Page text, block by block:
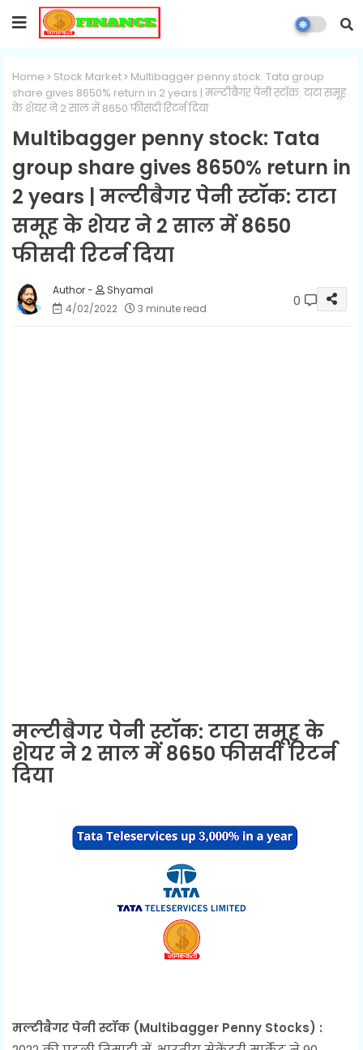
Home Stock Market
Multibagger penny stock: Tata group
share gives 8650% return in 2 years | मल्टीबैगर पेनी स्टॉक: टाटा समूह
के शेयर ने 2 साल में 8650 फीसदी रिटर्न दिया
Multibagger penny stock: Tata
group share gives 8650% return in
2 years | मल्टीबैगर पेनी स्टॉक: टाटा
समूह के शेयर ने 2 साल में 8650
फीसदी रिटर्न दिया
Shyamal
4/02/2022
3 minute read 0
मल्टीबैगर पेनी स्टॉक: टाटा समूह के
शेयर ने 2 साल में 8650 फीसदी रिटर्न
दिया
मल्टीबैगर पेनी स्टॉक (Multibagger Penny Stocks) :